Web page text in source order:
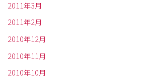
2011年3月
2011年2月
2010年12月
2010年11月
2010年10月